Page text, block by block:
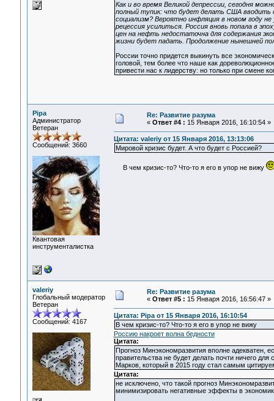
Как и во время Великой депрессии, сегодня
полный тупик: что будет делать США вводить
социализм? Вероятно инфляция в новом году
рецессия усилиться. Россия вновь попала в
цен на нефть недостаточна для содержания
жизни будет падать. Продолжение нынешней
России точно придется выкинуть все
головой, тем более что наше как
привести нас к лидерству: но только при смене
Pipa
Администратор
Ветеран
Сообщений: 3660
Квантовая
инструменталистка
Re: Развитие разума
« Ответ #4 : 15 Января 2016, 16:10:54 »
Цитата: valeriy от 15 Января 2016, 13:13:06
Мировой кризис будет. А что будет с Россией?
В чем кризис-то? Что-то я его в упор не вижу
valeriy
Глобальный модератор
Ветеран
Сообщений: 4167
Re: Развитие разума
« Ответ #5 : 15 Января 2016, 16:56:47 »
Цитата: Pipa от 15 Января 2016, 16:10:54
В чем кризис-то? Что-то я его в упор не вижу
Россию накроет волна бедности
Цитата:
Прогноз Минэкономразвития вполне адекватен,
правительства не будет делать почти ничего
Марков, который в 2015 году стал самым
Цитата:
не исключено, что такой прогноз
минимизировать негативные эффекты в